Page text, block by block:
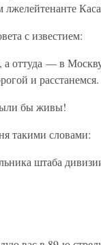
с известием:
— в
и
бы живы!
такими словами:
штаба